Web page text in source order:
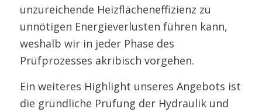
unzureichende Heizflächeneffizienz zu
unnötigen Energieverlusten führen kann,
weshalb wir in jeder Phase des
Prüfprozesses akribisch vorgehen.
Ein weiteres Highlight unseres Angebots ist
die gründliche Prüfung der Hydraulik und